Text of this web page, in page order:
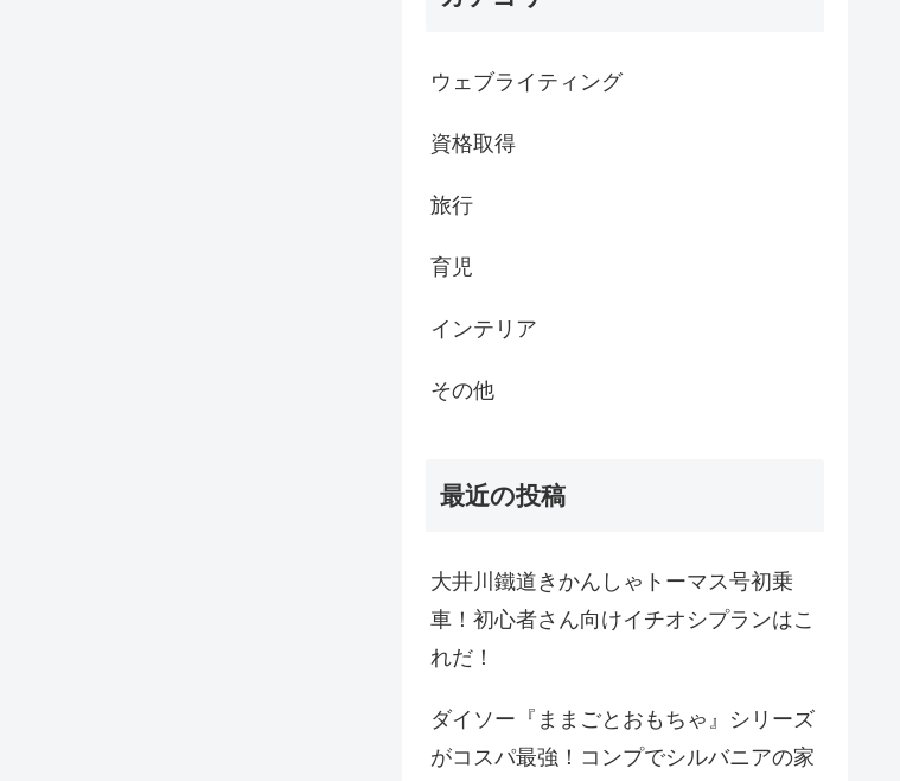
ウェブライティング
資格取得
旅行
育児
インテリア
その他
最近の投稿
大井川鐵道きかんしゃトーマス号初乗
車！初心者さん向けイチオシプランはこ
れだ！
ダイソー『ままごとおもちゃ』シリーズ
がコスパ最強！コンプでシルバニアの家